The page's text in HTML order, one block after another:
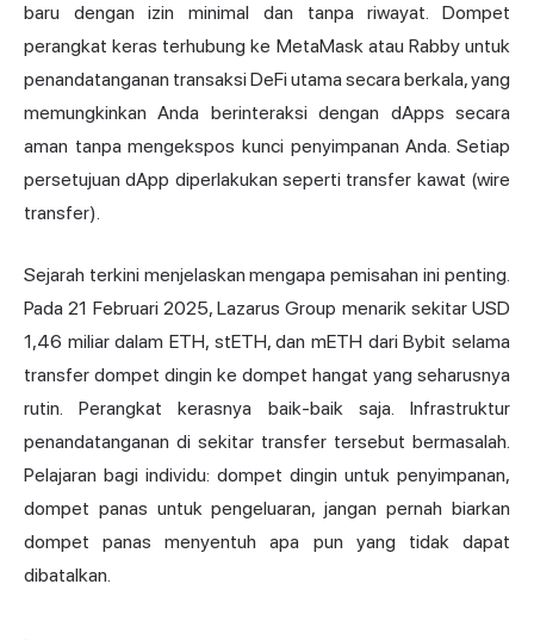
baru dengan izin minimal dan tanpa riwayat. Dompet
perangkat keras terhubung ke MetaMask atau Rabby untuk
penandatanganan transaksi DeFi utama secara berkala, yang
memungkinkan Anda berinteraksi dengan dApps secara
aman tanpa mengekspos kunci penyimpanan Anda. Setiap
persetujuan dApp diperlakukan seperti transfer kawat (wire
transfer).
Sejarah terkini menjelaskan mengapa pemisahan ini penting.
Pada 21 Februari 2025, Lazarus Group menarik sekitar USD
1,46 miliar dalam ETH, stETH, dan mETH dari Bybit selama
transfer dompet dingin ke dompet hangat yang seharusnya
rutin. Perangkat kerasnya baik-baik saja. Infrastruktur
penandatanganan di sekitar transfer tersebut bermasalah.
Pelajaran bagi individu: dompet dingin untuk penyimpanan,
dompet panas untuk pengeluaran, jangan pernah biarkan
dompet panas menyentuh apa pun yang tidak dapat
dibatalkan.